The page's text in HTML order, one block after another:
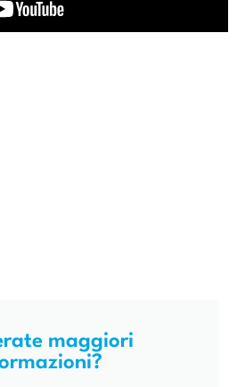
maggiori